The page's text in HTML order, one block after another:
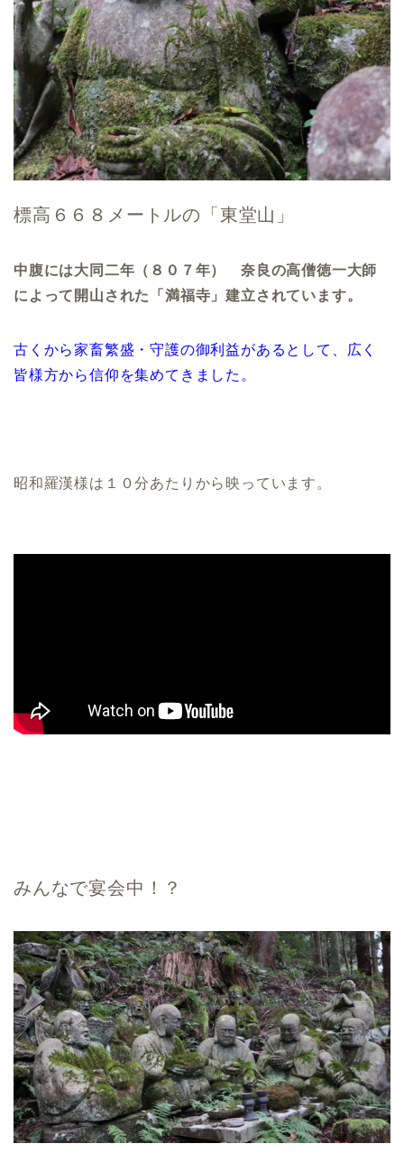
標高６６８メートルの「東堂山」
中腹には大同二年（８０７年） 奈良の高僧徳一大師
によって開山された「満福寺」建立されています。
古くから家畜繁盛・守護の御利益があるとして、広く
皆様方から信仰を集めてきました。
昭和羅漢様は１０分あたりから映っています。
みんなで宴会中！？